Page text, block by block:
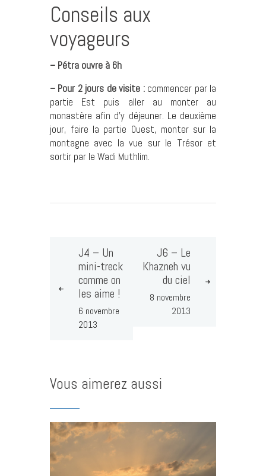
Conseils aux
voyageurs
– Pétra ouvre à 6h
– Pour 2 jours de visite :commencer par la
partie Est puis aller au monter au
monastère afin d’y déjeuner. Le deuxième
jour, faire la partie Ouest, monter sur la
montagne avec la vue sur le Trésor et
sortir par le Wadi Muthlim.
J4 – Un
mini-treck
comme on
les aime !
6 novembre
2013
J6 – Le
Khazneh vu
du ciel
8 novembre
2013
Vous aimerez aussi